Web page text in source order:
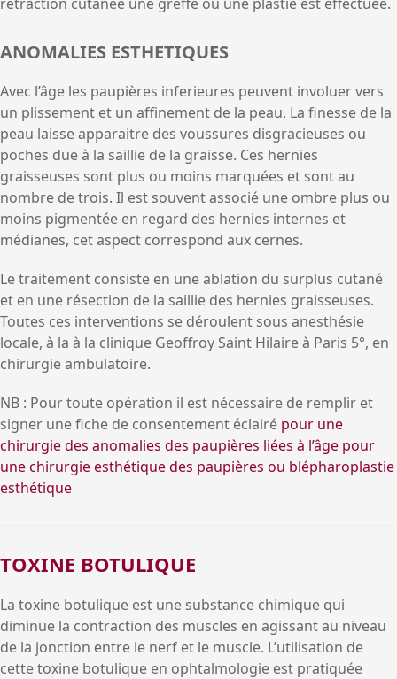
ANOMALIES ESTHETIQUES
Avec l’âge les paupières inferieures peuvent involuer vers
un plissement et un affinement de la peau. La finesse de la
peau laisse apparaitre des voussures disgracieuses ou
poches due à la saillie de la graisse. Ces hernies
graisseuses sont plus ou moins marquées et sont au
nombre de trois. Il est souvent associé une ombre plus ou
moins pigmentée en regard des hernies internes et
médianes, cet aspect correspond aux cernes.
Le traitement consiste en une ablation du surplus cutané
et en une résection de la saillie des hernies graisseuses.
Toutes ces interventions se déroulent sous anesthésie
locale, à la à la clinique Geoffroy Saint Hilaire à Paris 5°, en
chirurgie ambulatoire.
NB : Pour toute opération il est nécessaire de remplir et
signer une fiche de consentement éclairé pour une
chirurgie des anomalies des paupières liées à l’âge pour
une chirurgie esthétique des paupières ou blépharoplastie
esthétique
TOXINE BOTULIQUE
La toxine botulique est une substance chimique qui
diminue la contraction des muscles en agissant au niveau
de la jonction entre le nerf et le muscle. L’utilisation de
cette toxine botulique en ophtalmologie est pratiquée